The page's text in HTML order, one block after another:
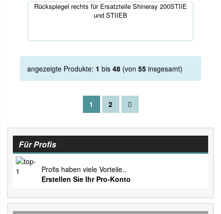
Rückspiegel rechts für Ersatzteile Shineray 200STIIE
und STIIEB
angezeigte Produkte: 1 bis 48 (von 55 insgesamt)
1 2
Für Profis
Profis haben viele Vorteile..
Erstellen Sie Ihr Pro-Konto